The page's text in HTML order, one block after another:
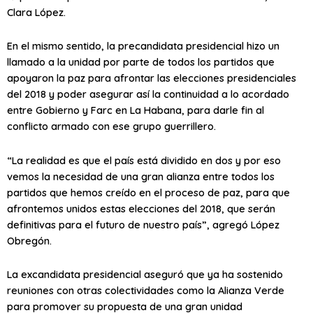
Clara López.
En el mismo sentido, la precandidata presidencial hizo un
llamado a la unidad por parte de todos los partidos que
apoyaron la paz para afrontar las elecciones presidenciales
del 2018 y poder asegurar así la continuidad a lo acordado
entre Gobierno y Farc en La Habana, para darle fin al
conflicto armado con ese grupo guerrillero.
“La realidad es que el país está dividido en dos y por eso
vemos la necesidad de una gran alianza entre todos los
partidos que hemos creído en el proceso de paz, para que
afrontemos unidos estas elecciones del 2018, que serán
definitivas para el futuro de nuestro país”, agregó López
Obregón.
La excandidata presidencial aseguró que ya ha sostenido
reuniones con otras colectividades como la Alianza Verde
para promover su propuesta de una gran unidad